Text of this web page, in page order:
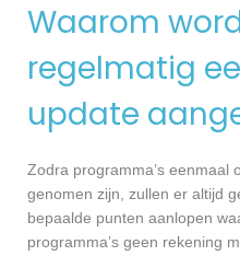
Waarom
regelmatig
update
Zodra programma’s eenmaal
genomen zijn, zullen er altijd
bepaalde punten aanlopen
programma’s geen rekening